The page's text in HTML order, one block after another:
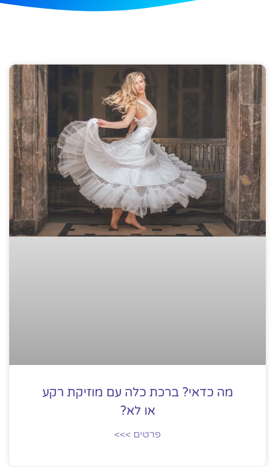
מה כדאי? ברכת כלה עם מוזיקת רקע
או לא?
פרטים >>>